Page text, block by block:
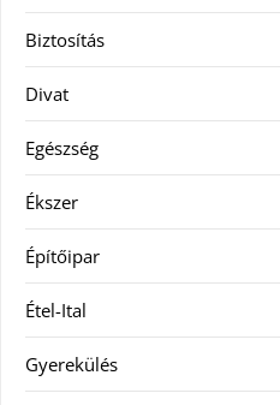
Biztosítás
Divat
Egészség
Ékszer
Építőipar
Étel-Ital
Gyerekülés